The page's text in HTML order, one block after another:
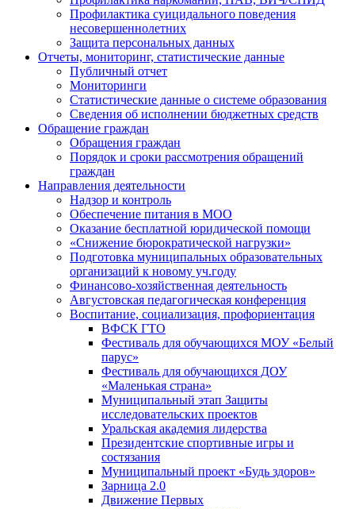
Профилактика суицидального поведения
несовершеннолетних
Защита персональных данных
Отчеты, мониторинг, статистические данные
Публичный отчет
Мониторинги
Статистические данные о системе образования
Сведения об исполнении бюджетных средств
Обращение граждан
Обращения граждан
Порядок и сроки рассмотрения обращений
граждан
Направления деятельности
Надзор и контроль
Обеспечение питания в МОО
Оказание бесплатной юридической помощи
«Снижение бюрократической нагрузки»
Подготовка муниципальных образовательных
организаций к новому уч.году
Финансово-хозяйственная деятельность
Августовская педагогическая конференция
Воспитание, социализация, профориентация
ВФСК ГТО
Фестиваль для обучающихся МОУ «Белый
парус»
Фестиваль для обучающихся ДОУ
«Маленькая страна»
Муниципальный этап Защиты
исследовательских проектов
Уральская академия лидерства
Президентские спортивные игры и
состязания
Муниципальный проект «Будь здоров»
Зарница 2.0
Движение Первых